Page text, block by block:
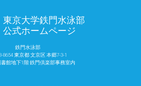
EVENTS
東京大学鉄門水泳部
公式ホームページ
鉄門水泳部
8654 東京都 文京区 本郷7-3-1
書館地下1階 鉄門倶楽部事務室内